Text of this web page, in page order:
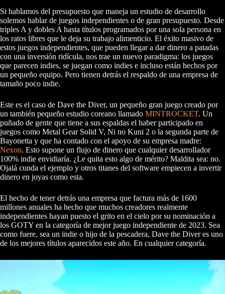
Si hablamos del presupuesto que maneja un estudio de desarrollo
solemos hablar de juegos independientes o de gran presupuesto. Desde
triples A y dobles A hasta títulos programados por una sola persona en
los ratos libres que le deja su trabajo alimenticio. El éxito masivo de
estos juegos independientes, que pueden llegar a dar dinero a patadas
con una inversión ridícula, nos trae un nuevo paradigma: los juegos
que parecen indies, se juegan como indies e incluso están hechos por
un pequeño equipo. Pero tienen detrás el respaldo de una empresa de
tamaño poco indie.
Este es el caso de Dave the Diver, un pequeño gran juego creado por
un también pequeño estudio coreano llamado MINTROCKET. Un
puñado de gente que tiene a sus espaldas el haber participado en
juegos como Metal Gear Solid V, Ni no Kuni 2 o la segunda parte de
Bayonetta y que ha contado con el apoyo de su empresa madre:
Nexon. Esto supone un flujo de dinero que cualquier desarrollador
100% indie envidiaría. ¿Le quita esto algo de mérito? Maldita sea: no.
Ojalá cunda el ejemplo y otros titanes del software empiecen a invertir
dinero en joyas como esta.
El hecho de tener detrás una empresa que factura más de 1600
millones anuales ha hecho que muchos creadores realmente
independientes hayan puesto el grito en el cielo por su nominación a
los GOTY en la categoría de mejor juego independiente de 2023. Sea
como fuere, sea un indie o hijo de la pescadera, Dave the Diver es uno
de los mejores títulos aparecidos este año. En cualquier categoría.